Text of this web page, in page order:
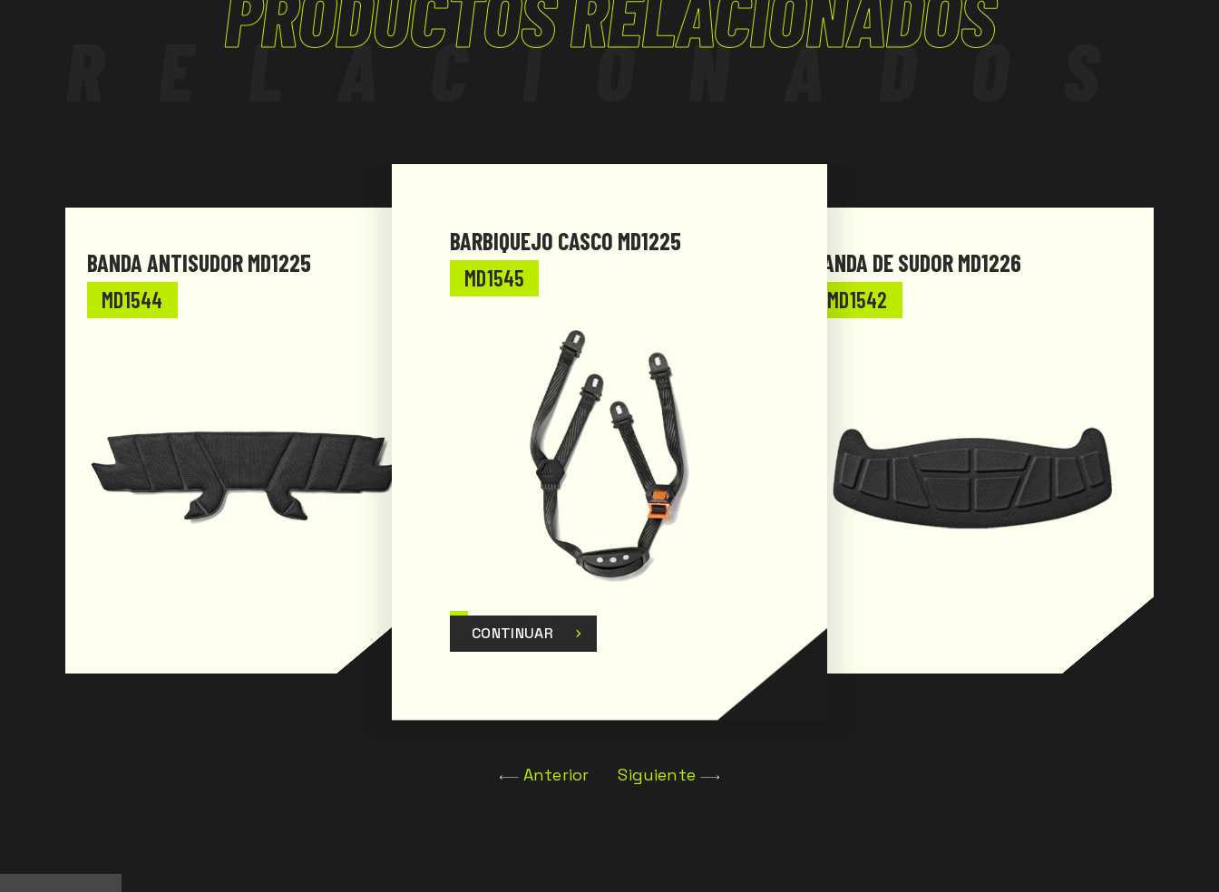
RELACIONADOS
BANDA ANTISUDOR MD1225
MD1544
BARBIQUEJO CASCO MD1225
MD1545
CONTINUAR
BANDA DE SUDOR MD1226
MD1542
Anterior Siguiente